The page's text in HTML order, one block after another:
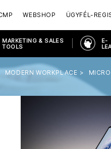
WEBSHOP ÜGYFÉL-
MODERN WORKPLACE
MARKETING & SALES
TOOLS
E-